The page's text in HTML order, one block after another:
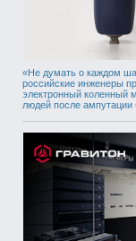
«Не думать о каждом
российские инженеры
электронный коленный
людей после ампутации